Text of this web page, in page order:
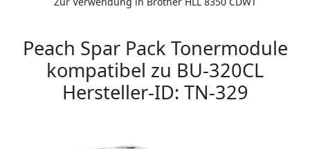
Peach Spar Pack Tonermodule
kompatibel zu BU-320CL
Hersteller-ID: TN-329